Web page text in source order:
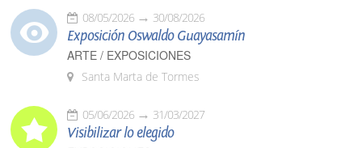
08/05/2026 30/08/2026
Exposición Oswaldo Guayasamín
ARTE / EXPOSICIONES
Santa Marta de Tormes
05/06/2026 31/03/2027
Visibilizar lo elegido